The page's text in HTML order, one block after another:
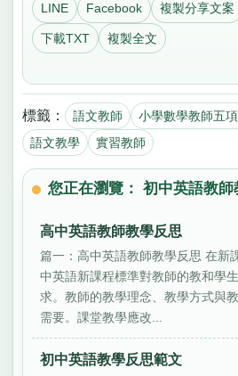
LINE Facebook 複製分享文案
下載TXT 複製全文
標籤： 語文教師 小學數學教師五
語文教學
實習教師
您正在瀏覽： 初中英語教師
高中英語教師教學反思
篇一：高中英語教師教學反思 在新
中英語新課程標準對教師的教和學
求。教師的教學理念、教學方式與
需要。課堂教學應改...
初中英語教學反思範文